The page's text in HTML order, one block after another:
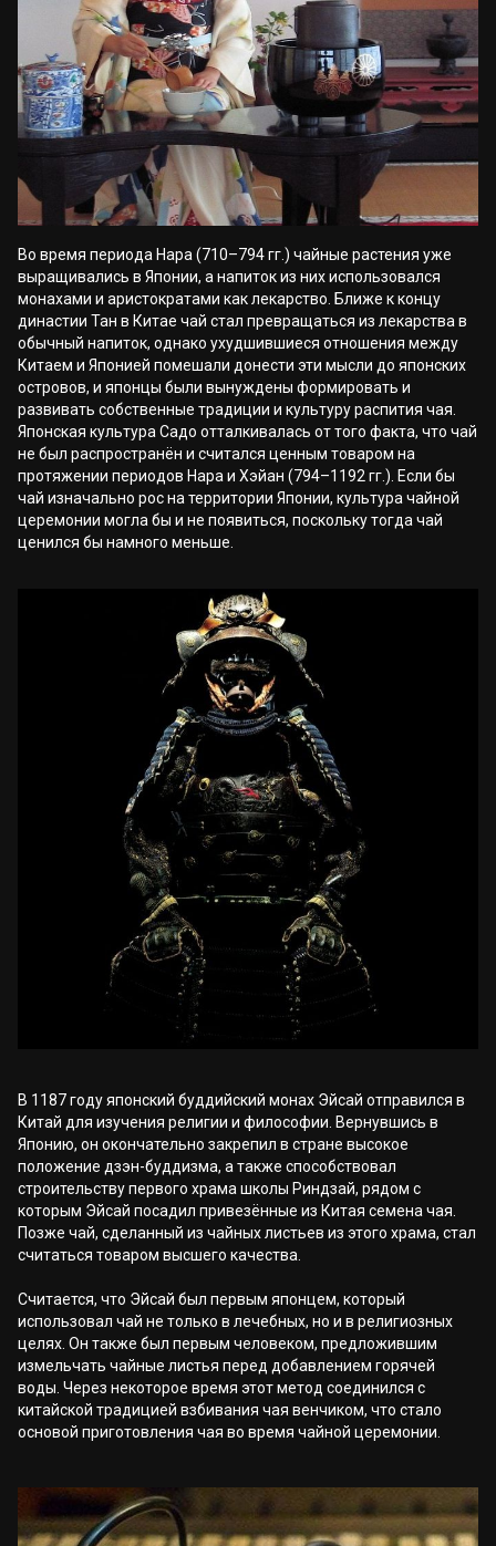
Во время периода Нара (710–794 гг.) чайные растения уже
выращивались в Японии, а напиток из них использовался
монахами и аристократами как лекарство. Ближе к концу
династии Тан в Китае чай стал превращаться из лекарства в
обычный напиток, однако ухудшившиеся отношения между
Китаем и Японией помешали донести эти мысли до японских
островов, и японцы были вынуждены формировать и
развивать собственные традиции и культуру распития чая.
Японская культура Садо отталкивалась от того факта, что чай
не был распространён и считался ценным товаром на
протяжении периодов Нара и Хэйан (794–1192 гг.). Если бы
чай изначально рос на территории Японии, культура чайной
церемонии могла бы и не появиться, поскольку тогда чай
ценился бы намного меньше.
В 1187 году японский буддийский монах Эйсай отправился в
Китай для изучения религии и философии. Вернувшись в
Японию, он окончательно закрепил в стране высокое
положение дзэн-буддизма, а также способствовал
строительству первого храма школы Риндзай, рядом с
которым Эйсай посадил привезённые из Китая семена чая.
Позже чай, сделанный из чайных листьев из этого храма, стал
считаться товаром высшего качества.
Считается, что Эйсай был первым японцем, который
использовал чай не только в лечебных, но и в религиозных
целях. Он также был первым человеком, предложившим
измельчать чайные листья перед добавлением горячей
воды. Через некоторое время этот метод соединился с
китайской традицией взбивания чая венчиком, что стало
основой приготовления чая во время чайной церемонии.